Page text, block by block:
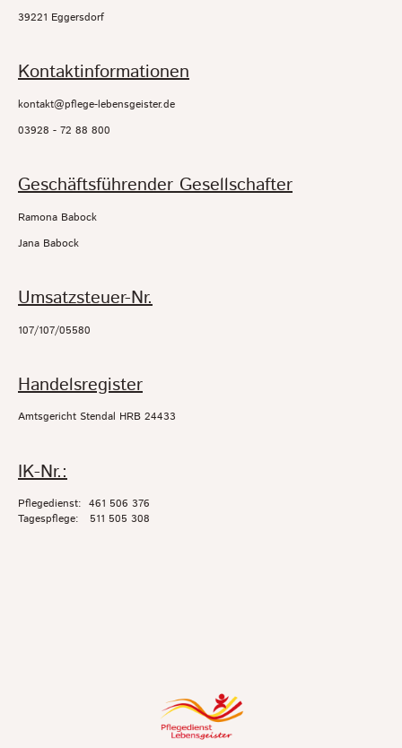
39221 Eggersdorf
Kontaktinformationen
kontakt@pflege-lebensgeister.de
03928 - 72 88 800
Geschäftsführender Gesellschafter
Ramona Babock
Jana Babock
Umsatzsteuer-Nr.
107/107/05580
Handelsregister
Amtsgericht Stendal HRB 24433
IK-Nr.:
Pflegedienst: 461 506 376
Tagespflege: 511 505 308